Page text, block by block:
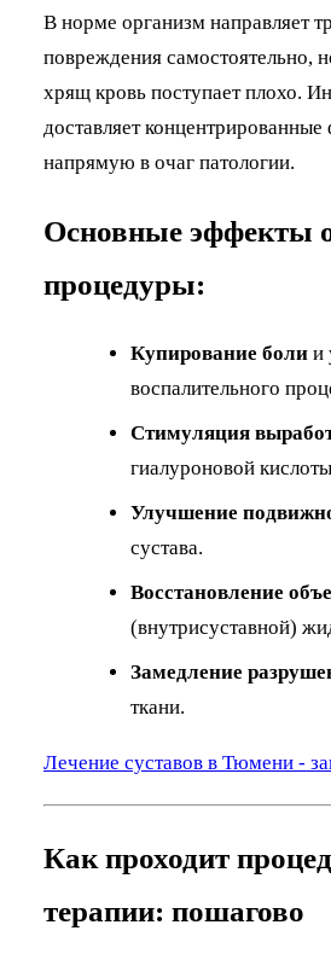
В норме организм направляет
повреждения самостоятельно,
хрящ кровь поступает плохо.
доставляет
напрямую в очаг патологии.
Основные эффекты
процедуры:
Купирование боли и
воспалительного
Стимуляция
гиалуроновой
Улучшение
сустава.
Восстановление
(внутрисуставной)
Замедление
ткани.
Лечение суставов в Тюмени -
Как проходит
терапии: пошагово